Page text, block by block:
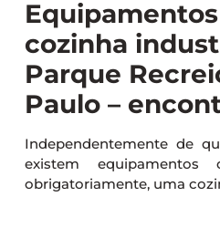
cozinha
Parque
Paulo –
Independentemente de
existem equipamentos
obrigatoriamente, uma